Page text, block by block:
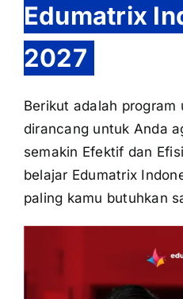
Edumatrix
2027
Berikut adalah program
dirancang untuk Anda
semakin Efektif dan
belajar Edumatrix
paling kamu butuhkan